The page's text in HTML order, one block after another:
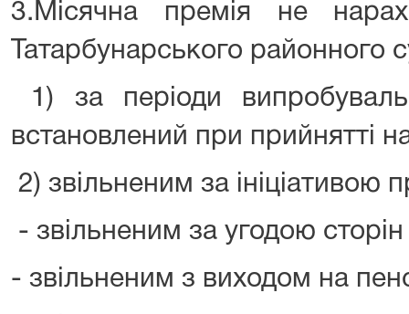
3.Місячна премія не
Татарбунарського районного
1) за періоди
встановлений при прийнятті
2) звільненим за ініціативою
- звільненим за угодою сторін
- звільненим з виходом на